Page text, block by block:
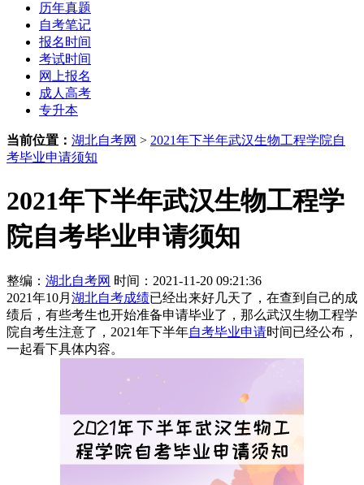
历年真题
自考笔记
报名时间
考试时间
网上报名
成人高考
专升本
当前位置： 湖北自考网 > 2021年下半年武汉生物工程学院自
考毕业申请须知
2021年下半年武汉生物工程学
院自考毕业申请须知
整编： 湖北自考网 时间：2021-11-20 09:21:36
2021年10月 湖北自考成绩已经出来好几天了，在查到自己的成
绩后，有些考生也开始准备申请毕业了，那么武汉生物工程学
院自考生注意了，2021年下半年自考毕业申请时间已经公布，
一起看下具体内容。